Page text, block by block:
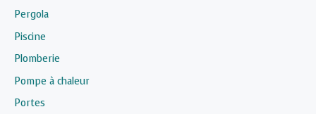
Pergola
Piscine
Plomberie
Pompe à chaleur
Portes